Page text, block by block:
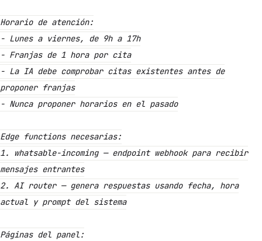
Horario de atención:
- Lunes a viernes, de 9h a 17h
- Franjas de 1 hora por cita
- La IA debe comprobar citas existentes antes de
proponer franjas
- Nunca proponer horarios en el pasado
Edge functions necesarias:
1. whatsable-incoming — endpoint webhook para recibir
mensajes entrantes
2. AI router — genera respuestas usando fecha, hora
actual y prompt del sistema
Páginas del panel: